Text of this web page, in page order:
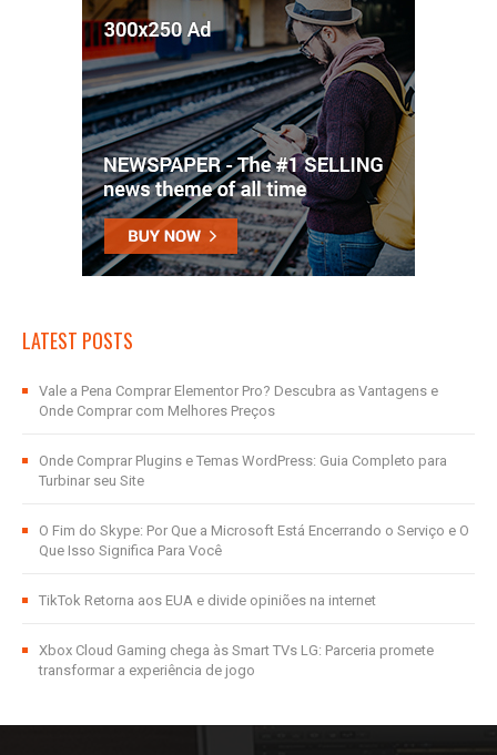
LATEST POSTS
Vale a Pena Comprar Elementor Pro? Descubra as Vantagens e
Onde Comprar com Melhores Preços
Onde Comprar Plugins e Temas WordPress: Guia Completo para
Turbinar seu Site
O Fim do Skype: Por Que a Microsoft Está Encerrando o Serviço e O
Que Isso Significa Para Você
TikTok Retorna aos EUA e divide opiniões na internet
Xbox Cloud Gaming chega às Smart TVs LG: Parceria promete
transformar a experiência de jogo